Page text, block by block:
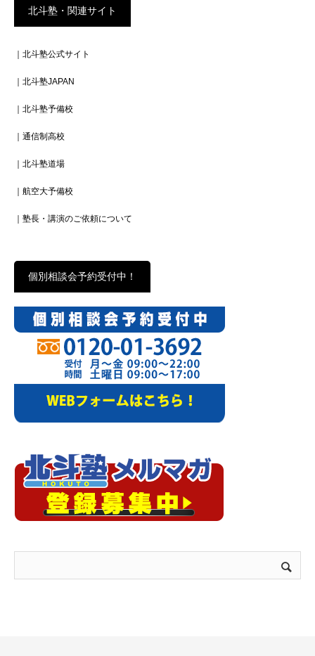
北斗塾・関連サイト
｜北斗塾公式サイト
｜北斗塾JAPAN
｜北斗塾予備校
｜通信制高校
｜北斗塾道場
｜航空大予備校
｜塾長・講演のご依頼について
個別相談会予約受付中！